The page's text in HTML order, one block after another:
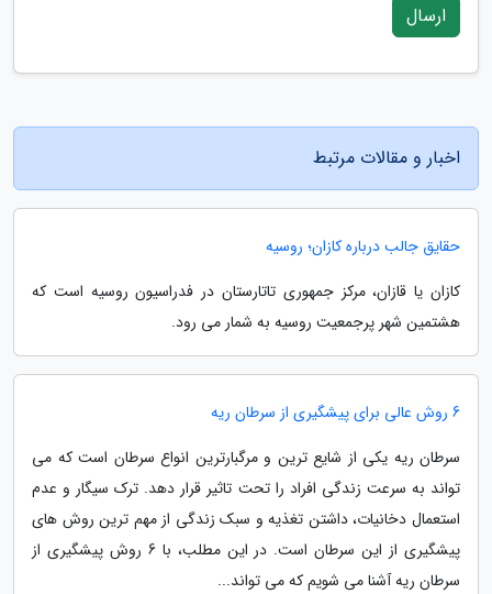
ارسال
اخبار و مقالات مرتبط
حقایق جالب درباره کازان؛ روسیه
کازان یا قازان، مرکز جمهوری تاتارستان در فدراسیون روسیه است که
هشتمین شهر پرجمعیت روسیه به شمار می رود.
6 روش عالی برای پیشگیری از سرطان ریه
سرطان ریه یکی از شایع ترین و مرگبارترین انواع سرطان است که می
تواند به سرعت زندگی افراد را تحت تاثیر قرار دهد. ترک سیگار و عدم
استعمال دخانیات، داشتن تغذیه و سبک زندگی از مهم ترین روش های
پیشگیری از این سرطان است. در این مطلب، با 6 روش پیشگیری از
سرطان ریه آشنا می شویم که می تواند...